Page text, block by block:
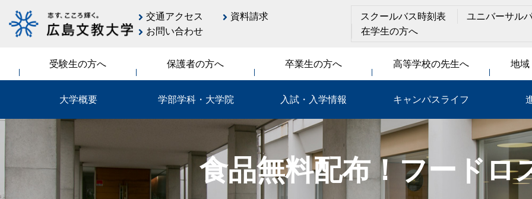
交通アクセス
資料請求
お問い合わせ
スクールバス時刻表
ユニバーサル
在学生の方へ
受験生の方へ 保護者の方へ 卒業生の方へ 高等学校の先生へ 地域
大学概要 学部学科・大学院 入試・入学情報 キャンパスライフ
食品無料配布！フードロ